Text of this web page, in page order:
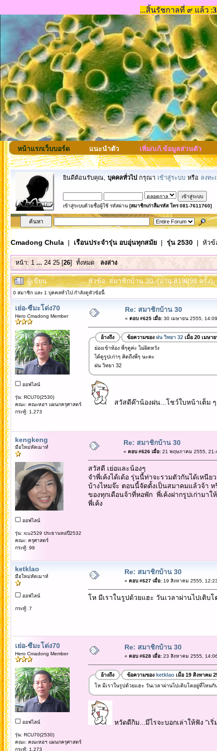
หน้าแรกเว็บบอร์ด แนะนำตัว เพิ่ม/แก้.ข้อมูลส่วนตัว
ยินดีต้อนรับคุณ, บุคคลทั่วไป กรุณา เข้าสู่ระบบ หรือ ลงทะ
เข้าสู่ระบบด้วยชื่อผู้ใช้ รหัสผ่าน [สมาชิกเก่าลืมรหัส โทร 081-7611760]
Cmadong Chula| เรือนประจำรุ่น อบอุ่นทุกสมัย| รุ่น 2530| หัวข้
หน้า:1 ... 24 25[26] ทั้งหมด ลงล่าง
ผู้เขียน หัวข้อ: สมาชิกบ้าน 30 (อ่าน 819898 ครั้ง)
0 สมาชิก และ 1 บุคคลทั่วไป กำลังดูหัวข้อนี้
เย่อ-ซีมะโด่ง70
Hero Cmadong Member
ออฟไลน์
รุ่น: RCU70(2530)
คณะ: คณะหอฯ แผนกครุศาสตร์
กระทู้: 1,273
Re: สมาชิกบ้าน 30
« ตอบ #625 เมื่อ:30 เมษายน 2555,
อ้างถึง ข้อความของ ฝน วิทยา 32เมื่อ 20 เมษา
ย่องเข้าห้อง พี่ๆดูค่ะ ไม่ผิดหวัง
ได้ดูรูปเก่าๆ คิดถึงพี่ๆ นะคะ
ฝน วิทยา 32
สวัสดีค๊าน้องฝน...โชว์ใบหน้าเต็ม
kengkeng
มือใหม่หัดเมาท์
ออฟไลน์
รุ่น: rcu2529 ประธานหอปี2532
คณะ: ครุศาสตร์
กระทู้: 99
Re: สมาชิกบ้าน 30
« ตอบ #626 เมื่อ:21 พฤษภาคม 2555,
สวัสดี เย่อและน้องๆ
จำพี่เค้งได้เด้อ รุ่นนี้ท่าจะรวมตัวกันได้เหนี
บ้างไหมจ๊ะ ตอนนี้จัดตั้งเป็นสมาคมแล้วจ้า
ของทุกเดือนจ้าที่หอพัก พี่เค้งฝากรูปเก่ามา
พี่เค้ง
ketklao
มือใหม่หัดเมาท์
ออฟไลน์
กระทู้: 7
Re: สมาชิกบ้าน 30
« ตอบ #627 เมื่อ:19 สิงหาคม 2555,
โห มีเราในรูปด้วยแฮะ วันเวลาผ่านไปเติ
เย่อ-ซีมะโด่ง70
Hero Cmadong Member
ออฟไลน์
รุ่น: RCU70(2530)
คณะ: คณะหอฯ แผนกครุศาสตร์
กระทู้: 1,273
Re: สมาชิกบ้าน 30
« ตอบ #628 เมื่อ:23 สิงหาคม 2555,
อ้างถึง ข้อความของ ketklaoเมื่อ 19 สิงหาคม
โห มีเราในรูปด้วยแฮะ วันเวลาผ่านไปเติบโตอยู่ที่ไหน
หวัดดีกิม...มีไรจะบอกเล่าให้ฟัง "เ